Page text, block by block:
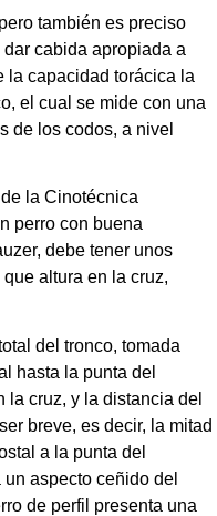
también es preciso
cabida apropiada a
la capacidad torácica la
el cual se mide con una
de los codos, a nivel
la Cinotécnica
perro con buena
debe tener unos
altura en la cruz,
del tronco, tomada
hasta la punta del
la cruz, y la distancia del
breve, es decir, la mitad
a la punta del
aspecto ceñido del
de perfil presenta una